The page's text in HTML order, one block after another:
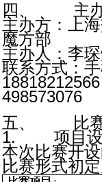
四、 主
主办方：上
魔方部
主办人：李
联系方式：手
18818212566
498573076
五、 比赛
1. 项目设
本次比赛开
比赛形式初